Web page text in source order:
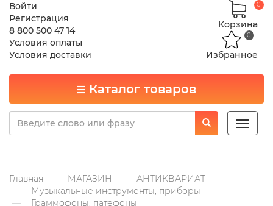
Войти
Регистрация
8 800 500 47 14
Условия оплаты
Условия доставки
Корзина
0
Избранное
0
Каталог товаров
Toggle
Главная МАГАЗИН
АНТИКВАРИАТ
Музыкальные инструменты, приборы
Граммофоны, патефоны